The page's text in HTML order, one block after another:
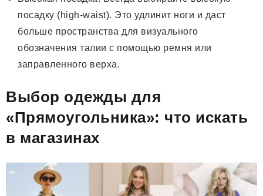
посадку (high-waist). Это удлинит ноги и даст
больше пространства для визуального
обозначения талии с помощью ремня или
заправленного верха.
Выбор одежды для
«Прямоугольника»: что искать
в магазинах